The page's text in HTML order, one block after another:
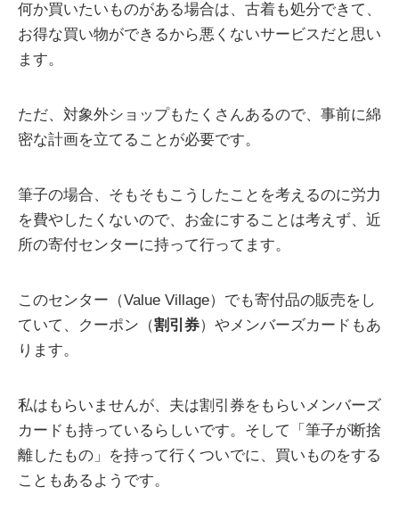
何か買いたいものがある場合は、古着も処分できて、
お得な買い物ができるから悪くないサービスだと思い
ます。
ただ、対象外ショップもたくさんあるので、事前に綿
密な計画を立てることが必要です。
筆子の場合、そもそもこうしたことを考えるのに労力
を費やしたくないので、お金にすることは考えず、近
所の寄付センターに持って行ってます。
このセンター（Value Village）でも寄付品の販売をし
ていて、クーポン（割引券）やメンバーズカードもあ
ります。
私はもらいませんが、夫は割引券をもらいメンバーズ
カードも持っているらしいです。そして「筆子が断捨
離したもの」を持って行くついでに、買いものをする
こともあるようです。